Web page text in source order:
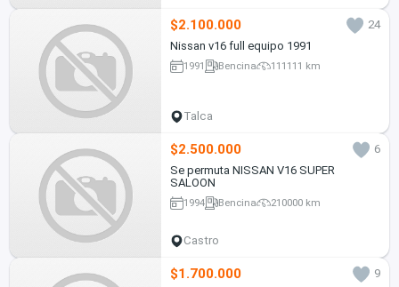
$2.100.000
24
Nissan v16 full equipo 1991
1991 Bencina 111111 km
Talca
$2.500.000
6
Se permuta NISSAN V16 SUPER
SALOON
1994 Bencina 210000 km
Castro
$1.700.000
9